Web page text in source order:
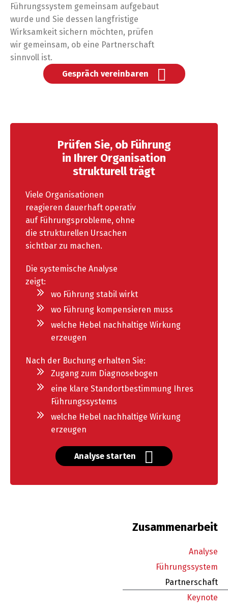
Führungssystem gemeinsam aufgebaut
wurde und Sie dessen langfristige
Wirksamkeit sichern möchten, prüfen
wir gemeinsam, ob eine Partnerschaft
sinnvoll ist.
Gespräch vereinbaren
Prüfen Sie, ob Führung
in Ihrer Organisation
strukturell trägt
Viele Organisationen
reagieren dauerhaft operativ
auf Führungsprobleme, ohne
die strukturellen Ursachen
sichtbar zu machen.
Die systemische Analyse
zeigt:
wo Führung stabil wirkt
wo Führung kompensieren muss
welche Hebel nachhaltige Wirkung
erzeugen
Nach der Buchung erhalten Sie:
Zugang zum Diagnosebogen
eine klare Standortbestimmung Ihres
Führungssystems
welche Hebel nachhaltige Wirkung
erzeugen
Analyse starten
Zusammenarbeit
Analyse
Führungssystem
Partnerschaft
Keynote